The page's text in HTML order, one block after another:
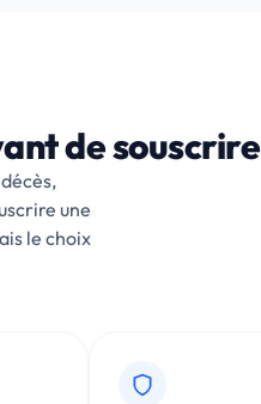
de souscrire
une
le choix